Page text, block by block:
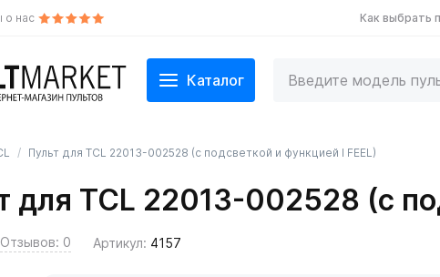
о нас Как выбрать
Каталог
Пульт для TCL 22013-002528 (с подсветкой и функцией I FEEL)
для TCL 22013-002528 (с
Отзывов: 0 Артикул: 4157